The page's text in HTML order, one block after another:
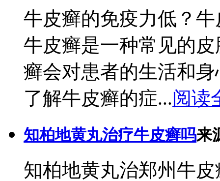
牛皮癣的免疫力低？
牛皮癣是一种常见的
癣会对患者的生活和
了解牛皮癣的症...阅读
知柏地黄丸治疗牛皮癣吗来
知柏地黄丸治郑州牛